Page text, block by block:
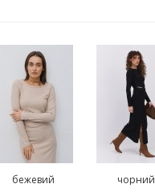
бежевий чорний